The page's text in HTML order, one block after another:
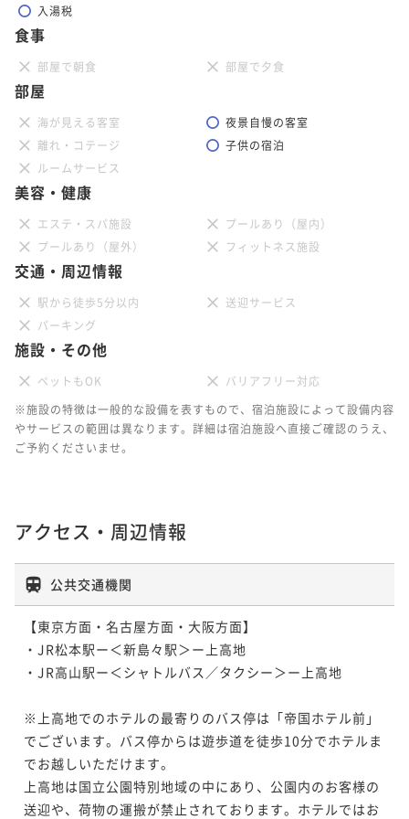
入湯税
食事
部屋で朝食 部屋で夕食
部屋
海が見える客室
夜景自慢の客室
離れ・コテージ
子供の宿泊
ルームサービス
美容・健康
エステ・スパ施設
プールあり（屋内）
プールあり（屋外）
フィットネス施設
交通・周辺情報
駅から徒歩5分以内
送迎サービス
パーキング
施設・その他
ペットもOK
バリアフリー対応
※施設の特徴は一般的な設備を表すもので、宿泊施設によって設備内容
やサービスの範囲は異なります。詳細は宿泊施設へ直接ご確認のうえ、
ご予約くださいませ。
アクセス・周辺情報
公共交通機関
【東京方面・名古屋方面・大阪方面】
・JR松本駅ー＜新島々駅＞ー上高地
・JR高山駅ー＜シャトルバス／タクシー＞ー上高地
※上高地でのホテルの最寄りのバス停は「帝国ホテル前」
でございます。バス停からは遊歩道を徒歩10分でホテルま
でお越しいただけます。
上高地は国立公園特別地域の中にあり、公園内のお客様の
送迎や、荷物の運搬が禁止されております。ホテルではお